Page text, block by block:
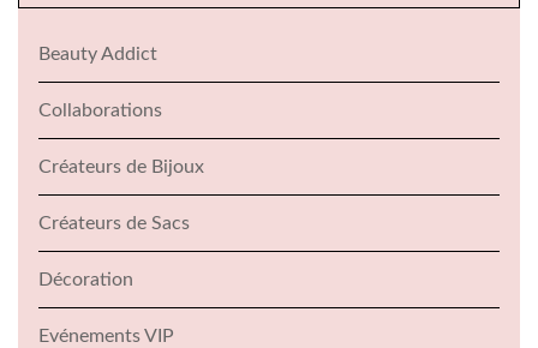
Beauty Addict
Collaborations
Créateurs de Bijoux
Créateurs de Sacs
Décoration
Evénements VIP